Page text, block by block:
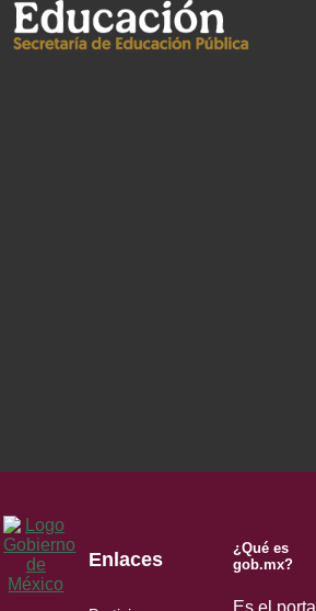
Enlaces
¿Qué es
gob.mx?
Es el portal